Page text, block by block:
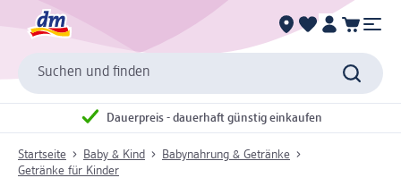
Suchen und finden
Dauerpreis - dauerhaft günstig einkaufen
Startseite Baby & Kind
Babynahrung & Getränke
Getränke für Kinder